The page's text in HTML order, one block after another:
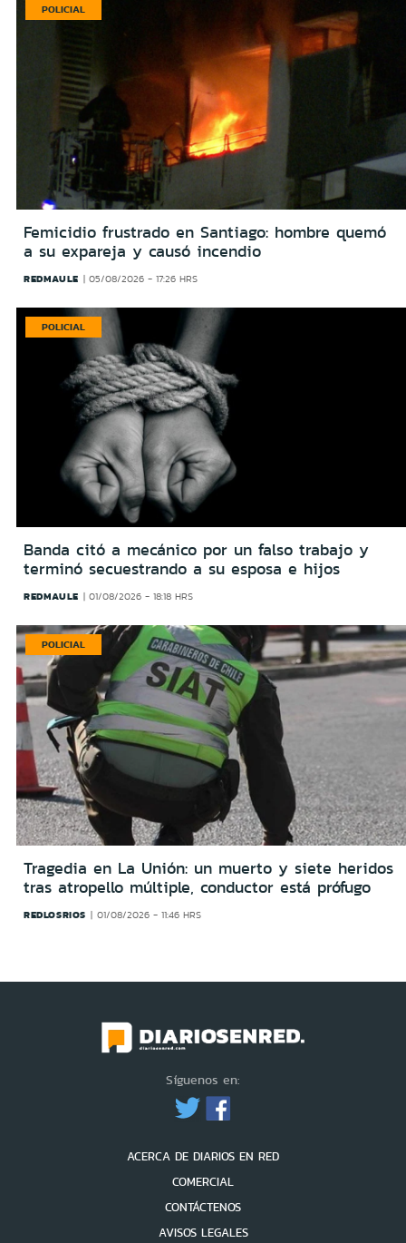
POLICIAL
Femicidio frustrado en Santiago: hombre quemó
a su expareja y causó incendio
REDMAULE 05/08/2026 - 17:26 HRS
POLICIAL
Banda citó a mecánico por un falso trabajo y
terminó secuestrando a su esposa e hijos
REDMAULE 01/08/2026 - 18:18 HRS
POLICIAL
Tragedia en La Unión: un muerto y siete heridos
tras atropello múltiple, conductor está prófugo
REDLOSRIOS 01/08/2026 - 11:46 HRS
Síguenos en:
ACERCA DE DIARIOS EN RED
COMERCIAL
CONTÁCTENOS
AVISOS LEGALES